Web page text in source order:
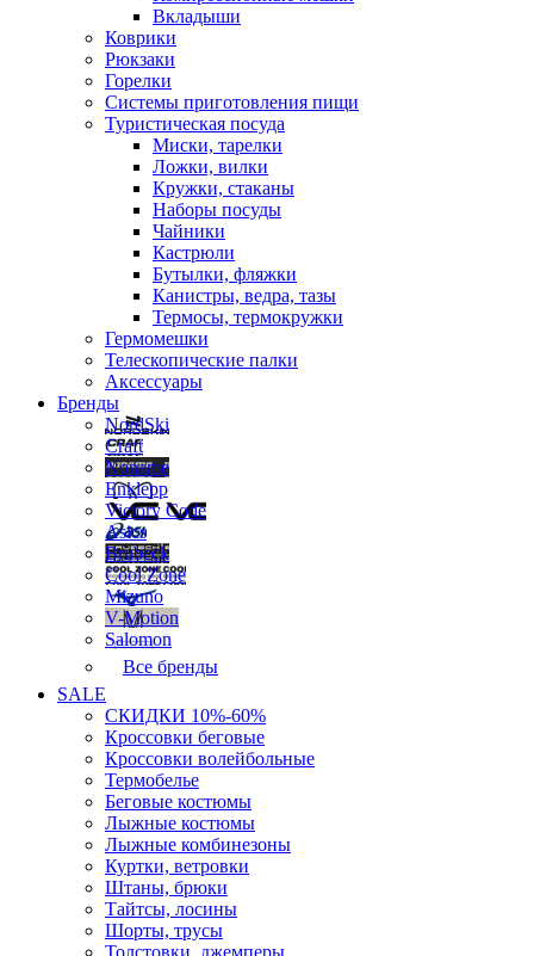
Вкладыши
Коврики
Рюкзаки
Горелки
Системы приготовления пищи
Туристическая посуда
Миски, тарелки
Ложки, вилки
Кружки, стаканы
Наборы посуды
Чайники
Кастрюли
Бутылки, фляжки
Канистры, ведра, тазы
Термосы, термокружки
Гермомешки
Телескопические палки
Аксессуары
Бренды
NordSki
Craft
Noname
Enklepp
Victory Code
Asics
Brubeck
Cool Zone
Mizuno
V-Motion
Salomon
Все бренды
SALE
СКИДКИ 10%-60%
Кроссовки беговые
Кроссовки волейбольные
Термобелье
Беговые костюмы
Лыжные костюмы
Лыжные комбинезоны
Куртки, ветровки
Штаны, брюки
Тайтсы, лосины
Шорты, трусы
Толстовки, джемперы